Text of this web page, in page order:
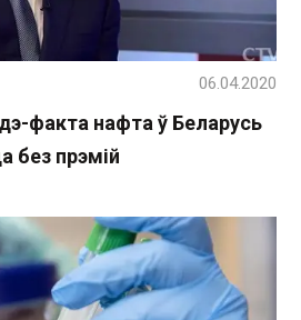
факта нафта ў Беларусь
без прэмій
06.04.2020